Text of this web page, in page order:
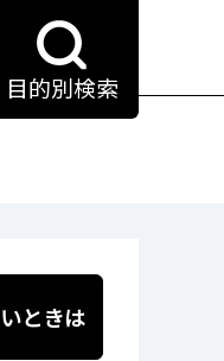
目的別検索
ときは